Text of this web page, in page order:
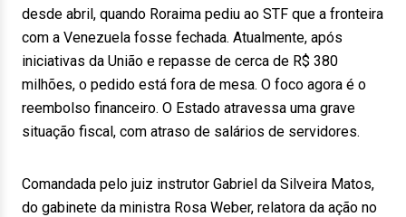
desde abril, quando Roraima pediu ao STF que a fronteira
com a Venezuela fosse fechada. Atualmente, após
iniciativas da União e repasse de cerca de R$ 380
milhões, o pedido está fora de mesa. O foco agora é o
reembolso financeiro. O Estado atravessa uma grave
situação fiscal, com atraso de salários de servidores.
Comandada pelo juiz instrutor Gabriel da Silveira Matos,
do gabinete da ministra Rosa Weber, relatora da ação no